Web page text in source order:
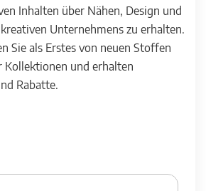
Inhalten über Nähen, Design und
Unternehmens zu erhalten.
Sie als Erstes von neuen Stoffen
Kollektionen und erhalten
Rabatte.